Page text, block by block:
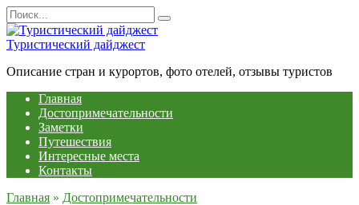
Перейти
к
содержанию
Search
for:
Туристический дайджест
Описание стран и курортов, фото отелей, отзывы туристов
Главная
Достопримечательности
Заметки
Путешествия
Интересные места
Контакты
Главная » Достопримечательности